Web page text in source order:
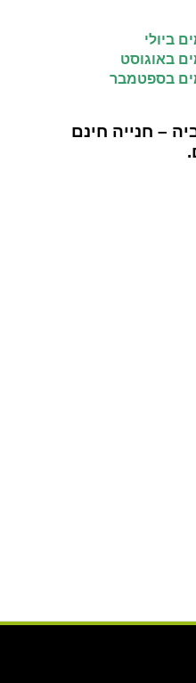
בספטמבר
– חנייה חינם